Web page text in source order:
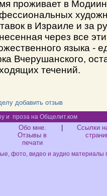
проживает в
в Израиле и за
через все
языка -
Вчерушанского,
течений.
добавить отзыв
и проза на Общелит.ком
Обо мне.
Отзывы в
печати
Ссылки
фото, видео и аудио